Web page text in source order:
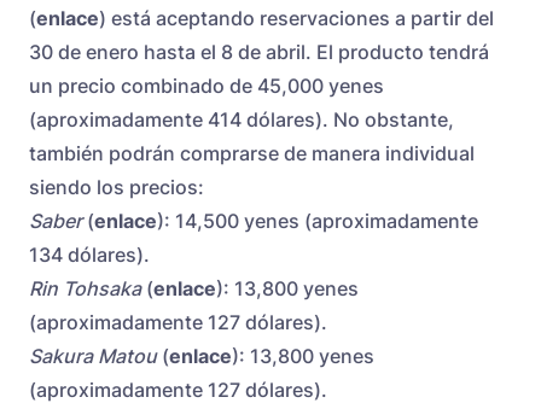
(enlace) está aceptando reservaciones a partir del
30 de enero hasta el 8 de abril. El producto tendrá
un precio combinado de 45,000 yenes
(aproximadamente 414 dólares). No obstante,
también podrán comprarse de manera individual
siendo los precios:
Saber(enlace): 14,500 yenes (aproximadamente
134 dólares).
Rin Tohsaka(enlace): 13,800 yenes
(aproximadamente 127 dólares).
Sakura Matou(enlace): 13,800 yenes
(aproximadamente 127 dólares).